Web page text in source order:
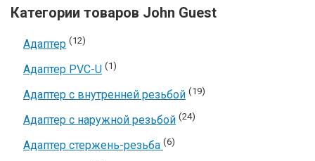
Категории товаров John Guest
Адаптер (12)
Адаптер PVC-U (1)
Адаптер с внутренней резьбой (19)
Адаптер с наружной резьбой (24)
Адаптер стержень-резьба (6)